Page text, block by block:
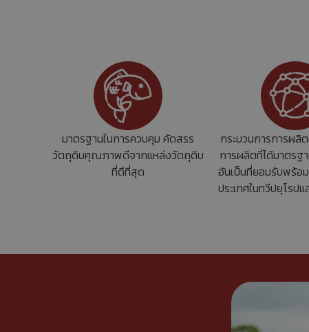
มาตรฐานในการควบคุม คัดสรร
วัตถุดิบคุณภาพดีจากแหล่งวัตถุดิบ
ที่ดีที่สุด
กระบวนการการผลิ
การผลิตที่ได้มาตรฐ
อันเป็นที่ยอมรับพร้อ
ประเทศในทวีปยุโรป